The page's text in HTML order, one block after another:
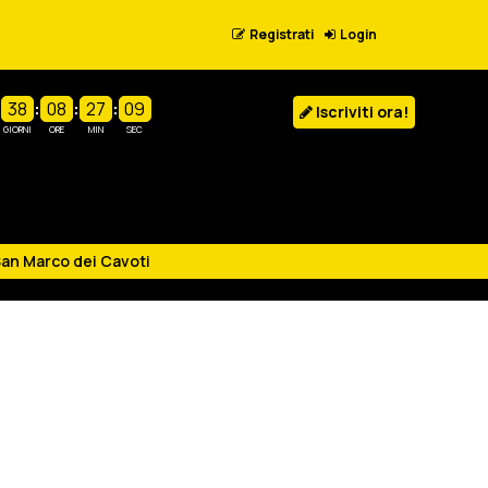
Login
Registrati
09
SEC
:
27
MIN
:
08
ORE
:
38
GIORNI
Iscriviti ora!
Marco dei Cavoti